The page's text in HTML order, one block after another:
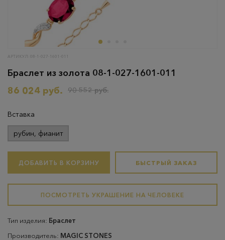
АРТИКУЛ: 08-1-027-1601-011
Браслет из золота 08-1-027-1601-011
86 024 руб.
90 552 руб.
Вставка
рубин, фианит
ДОБАВИТЬ В КОРЗИНУ БЫСТРЫЙ ЗАКАЗ
ПОСМОТРЕТЬ УКРАШЕНИЕ НА ЧЕЛОВЕКЕ
Тип изделия: Браслет
Производитель: MAGIC STONES